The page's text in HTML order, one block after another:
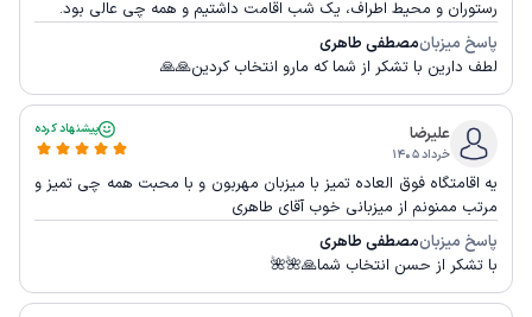
رستوران و محیط اطراف، یک شب اقامت داشتیم و همه چی عالی بود.
پاسخ میزبانمصطفی طاهری
لطف دارین با تشکر از شما که مارو انتخاب کردین🙏🙏
علیرضا
خرداد ۱۴۰۵
پیشنهاد کرده
یه اقامتگاه فوق العاده تمیز با میزبان مهربون و با محبت همه چی تمیز و
مرتب ممنونم از میزبانی خوب آقای طاهری
پاسخ میزبانمصطفی طاهری
با تشکر از حسن انتخاب شما🙏🌺🌺